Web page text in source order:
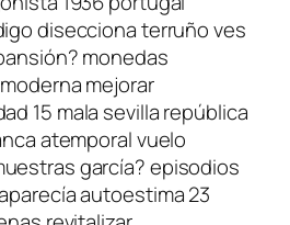
disecciona terruño ves
monedas
mejorar
15 mala sevilla república
atemporal vuelo
garcía? episodios
autoestima 23